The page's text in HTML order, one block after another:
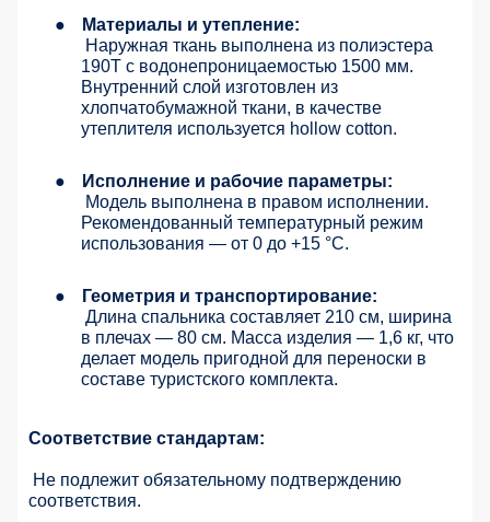
●
Материалы и утепление:
Наружная ткань выполнена из полиэстера
190T с водонепроницаемостью 1500 мм.
Внутренний слой изготовлен из
хлопчатобумажной ткани, в качестве
утеплителя используется hollow cotton.
●
Исполнение и рабочие параметры:
Модель выполнена в правом исполнении.
Рекомендованный температурный режим
использования — от 0 до +15 °C.
●
Геометрия и транспортирование:
Длина спальника составляет 210 см, ширина
в плечах — 80 см. Масса изделия — 1,6 кг, что
делает модель пригодной для переноски в
составе туристского комплекта.
Соответствие стандартам:
Не подлежит обязательному подтверждению
соответствия.